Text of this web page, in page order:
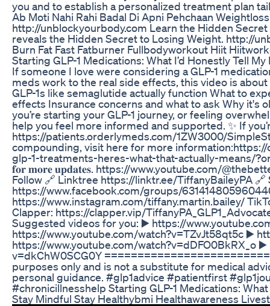
you and to establish a personalized treatment plan
Ab Moti Nahi Rahi Badal Di Apni Pehchaan
http://unblockyourbody.com Learn the Hidden
reveals the Hidden Secret to Losing Weight. http://
Burn Fat Fast Fatburner Fullbodyworkout Hiit
Starting GLP-1 Medications: What I’d Honestly Tell
If someone I love were considering a GLP-1
meds work to the real side effects, this video is
GLP-1s like semaglutide actually function What to
effects Insurance concerns and what to ask Why it's
you’re starting your GLP-1 journey, or feeling
help you feel more informed and supported. ✨ If
https://patients.orderlymeds.com/1ZW3000/
compounding, visit here for more
glp-1-treatments-heres-what-that-actually-means/
𝐟𝐨𝐫 𝐦𝐨𝐫𝐞 𝐮𝐩𝐝𝐚𝐭𝐞𝐬. https://www.youtube.com/
Follow 🔗 Linktree https://linktr.ee/TiffanyBaileyPA
https://www.facebook.com/groups/
https://www.instagram.com/tiffany.martin.bailey/
Clapper: https://clapper.vip/
Suggested videos for you: ▶️ https://
https://www.youtube.com/watch?v=TZvJt58qt5c ▶️
https://www.youtube.com/watch?v=dDFO0BkRX_o
v=dkChW0SCG0Y
purposes only and is not a substitute for medical
personal guidance. #glp1advice #patientfirst
#chronicillnesshelp Starting GLP-1 Medications:
Stay Mindful Stay Healthybmi Healthawareness